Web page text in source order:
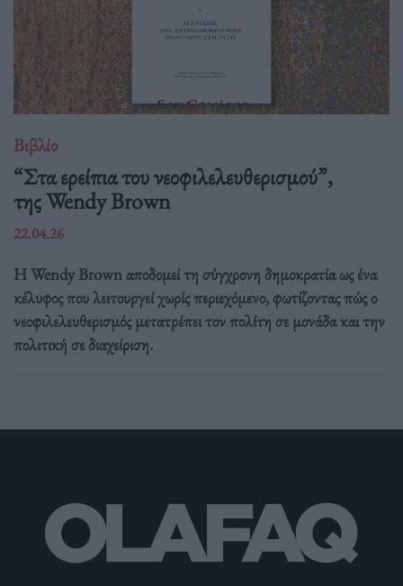
Βιβλίο
“Στα ερείπια του νεοφιλελευθερισμού”,
της Wendy Brown
22.04.26
Η Wendy Brown αποδομεί τη σύγχρονη δημοκρατία ως ένα
κέλυφος που λειτουργεί χωρίς περιεχόμενο, φωτίζοντας πώς ο
νεοφιλελευθερισμός μετατρέπει τον πολίτη σε μονάδα και την
πολιτική σε διαχείριση.